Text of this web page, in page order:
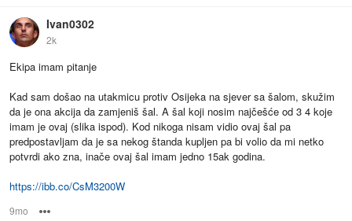
Ivan0302
2k
Ekipa imam pitanje
Kad sam došao na utakmicu protiv Osijeka na sjever sa šalom, skužim
da je ona akcija da zamjeniš šal. A šal koji nosim najčešće od 3 4 koje
imam je ovaj (slika ispod). Kod nikoga nisam vidio ovaj šal pa
predpostavljam da je sa nekog štanda kupljen pa bi volio da mi netko
potvrdi ako zna, inače ovaj šal imam jedno 15ak godina.
https://ibb.co/CsM3200W
9mo